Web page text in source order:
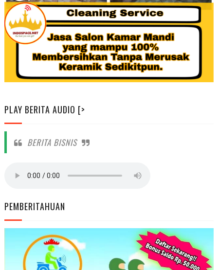
PLAY BERITA AUDIO [>
BERITA BISNIS
PEMBERITAHUAN